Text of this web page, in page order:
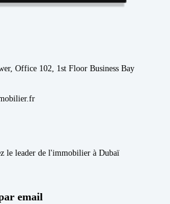
Office 102, 1st Floor Business Bay
le leader de l'immobilier à Dubaï
email